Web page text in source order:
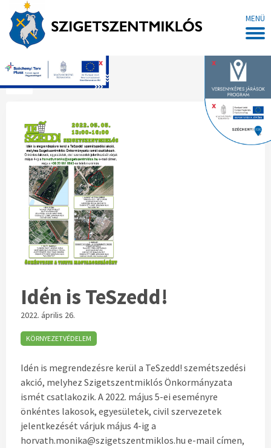
MENÜ
x
x
x
Főoldal
Idén is TeSzedd!
2022. április 26.
KÖRNYEZETVÉDELEM
Idén is megrendezésre kerül a TeSzedd! szemétszedési
akció, melyhez Szigetszentmiklós Önkormányzata
ismét csatlakozik. A 2022. május 5-ei eseményre
önkéntes lakosok, egyesületek, civil szervezetek
jelentkezését várjuk május 4-ig a
horvath.monika@szigetszentmiklos.hu e-mail címen,